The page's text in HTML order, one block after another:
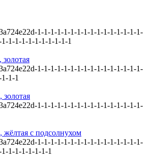
1-1-1-1-1-1-1-1-1-1-1-1-1-1-1-1-
1-1-1-1-1-1-1-1-1-1
1-1-1-1-1-1-1-1-1-1-1-1-1-1-1-1-
1-1
1-1-1-1-1-1-1-1-1-1-1-1-1-1-1-1-
жёлтая с подсолнухом
1-1-1-1-1-1-1-1-1-1-1-1-1-1-1-1-
1-1-1-1-1-1-1